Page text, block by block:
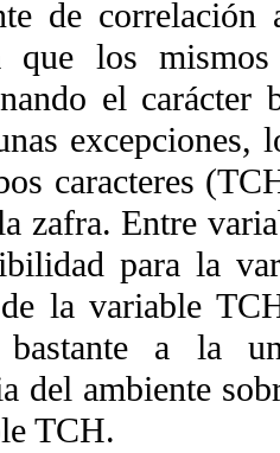
de
que los
el carácter
excepciones,
caracteres
zafra. Entre
para la
la variable
bastante a la
del ambiente
TCH.